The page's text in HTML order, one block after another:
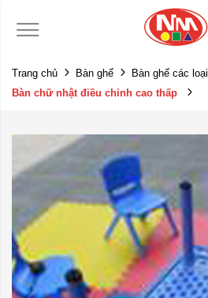
Trang chủ Bàn ghế
Bàn ghế các loại
Bàn chữ nhật điều chỉnh cao thấp